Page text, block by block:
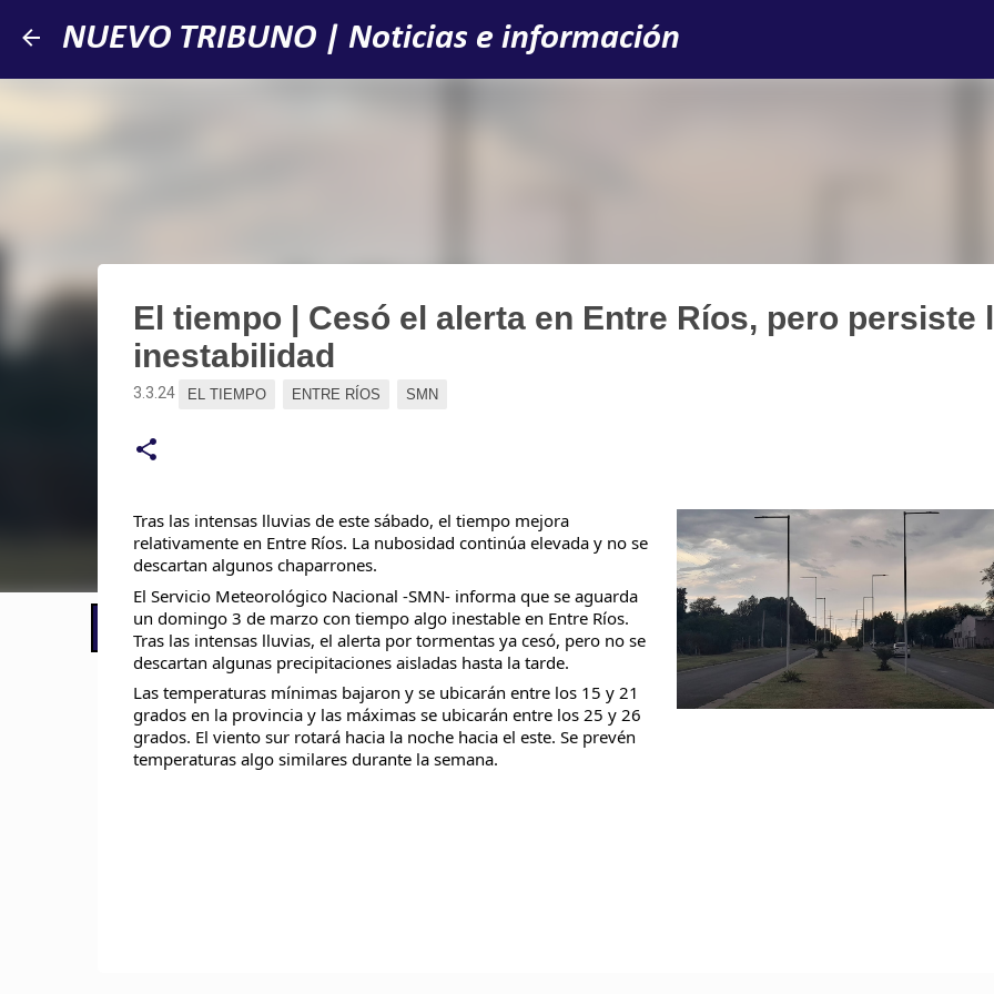
Ir al contenido principal
NUEVO TRIBUNO | Noticias e información
📢 LO ÚLTIMO El Gobierno postergó la reunión paritaria con estatales
El tiempo | Cesó el alerta en Entre Ríos, pero persiste
inestabilidad
3.3.24 EL TIEMPO ENTRE RÍOS SMN
Tras las intensas lluvias de este sábado, el tiempo mejora
relativamente en Entre Ríos. La nubosidad continúa elevada y no se
descartan algunos chaparrones.
El Servicio Meteorológico Nacional -SMN- informa que se aguarda
un domingo 3 de marzo con tiempo algo inestable en Entre Ríos.
Tras las intensas lluvias, el alerta por tormentas ya cesó, pero no se
descartan algunas precipitaciones aisladas hasta la tarde.
Las temperaturas mínimas bajaron y se ubicarán entre los 15 y 21
grados en la provincia y las máximas se ubicarán entre los 25 y 26
grados. El viento sur rotará hacia la noche hacia el este. Se prevén
temperaturas algo similares durante la semana.